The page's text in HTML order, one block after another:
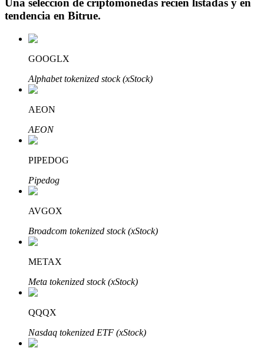
Inversión automática
Obtenga ganancias a largo plazo e intereses flexibles
Bitrue
Bitrue Partners
Una selección de criptomonedas recién listadas y en
tendencia en Bitrue.
GOOGLX
Alphabet tokenized stock (xStock)
AEON
AEON
PIPEDOG
Pipedog
AVGOX
Broadcom tokenized stock (xStock)
METAX
Meta tokenized stock (xStock)
QQQX
Nasdaq tokenized ETF (xStock)